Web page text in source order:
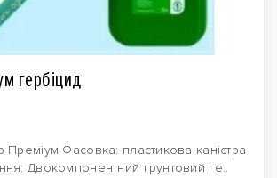
гербіцид
Преміум Фасовка: пластикова каністра
Двокомпонентний грунтовий ге..